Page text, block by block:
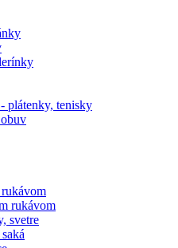
plátenky, tenisky
rukávom
svetre